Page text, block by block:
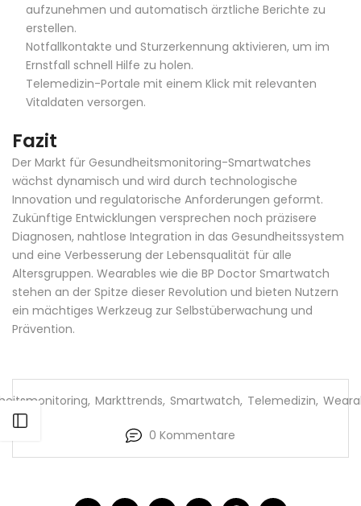
aufzunehmen und automatisch ärztliche Berichte zu
erstellen.
Notfallkontakte und Sturzerkennung aktivieren, um im
Ernstfall schnell Hilfe zu holen.
Telemedizin-Portale mit einem Klick mit relevanten
Vitaldaten versorgen.
Fazit
Der Markt für Gesundheitsmonitoring-Smartwatches
wächst dynamisch und wird durch technologische
Innovation und regulatorische Anforderungen geformt.
Zukünftige Entwicklungen versprechen noch präzisere
Diagnosen, nahtlose Integration in das Gesundheitssystem
und eine Verbesserung der Lebensqualität für alle
Altersgruppen. Wearables wie die BP Doctor Smartwatch
stehen an der Spitze dieser Revolution und bieten Nutzern
ein mächtiges Werkzeug zur Selbstüberwachung und
Prävention.
, Markttrends, Smartwatch, Telemedizin,
0 Kommentare